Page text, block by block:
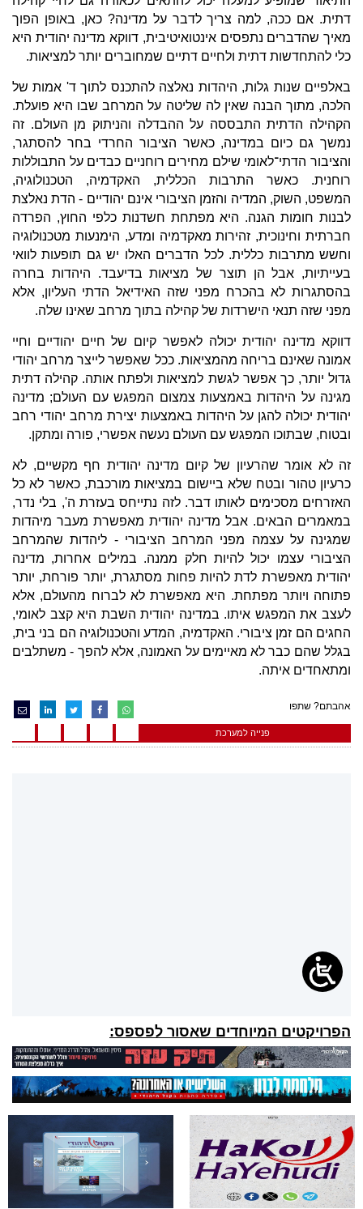
דתית. אם ככה, למה צריך לדבר על מדינה? כאן, באופן הפוך
מאיך שהדברים נתפסים אינטואיטיבית, דווקא מדינה יהודית היא
כלי להתחדשות דתית ולחיים דתיים שמחוברים יותר למציאות.
באלפיים שנות גלות, היהדות נאלצה להתכנס לתוך ד' אמות של
הלכה, מתוך הבנה שאין לה שליטה על המרחב שבו היא פועלת.
הקהילה הדתית התבססה על ההבדלה והניתוק מן העולם. זה
נמשך גם כיום במדינה, כאשר הציבור החרדי בחר להסתגר,
והציבור הדתי־לאומי שילם מחירים רוחניים כבדים על התבוללות
רוחנית. כאשר התרבות הכללית, האקדמיה, הטכנולוגיה,
המשפט, השוק, המדיה והזמן הציבורי אינם יהודיים - הדת נאלצת
לבנות חומות הגנה. היא מפתחת חשדנות כלפי החוץ, הפרדה
חברתית וחינוכית, זהירות מאקדמיה ומדע, הימנעות מטכנולוגיה
וחשש מתרבות כללית. לכל הדברים האלו יש גם תופעות לוואי
בעייתיות, אבל הן תוצר של מציאות בדיעבד. היהדות בחרה
בהסתגרות לא בהכרח מפני שזה האידיאל הדתי העליון, אלא
מפני שזה תנאי הישרדות של קהילה בתוך מרחב שאינו שלה.
דווקא מדינה יהודית יכולה לאפשר קיום של חיים יהודיים וחיי
אמונה שאינם בריחה מהמציאות. ככל שאפשר לייצר מרחב יהודי
גדול יותר, כך אפשר לגשת למציאות ולפתח אותה. קהילה דתית
מגינה על היהדות באמצעות צמצום המפגש עם העולם; מדינה
יהודית יכולה להגן על היהדות באמצעות יצירת מרחב יהודי רחב
ובטוח, שבתוכו המפגש עם העולם נעשה אפשרי, פורה ומתקן.
זה לא אומר שהרעיון של קיום מדינה יהודית חף מקשיים, לא
כרעיון טהור ובטח שלא ביישום במציאות מורכבת, כאשר לא כל
האזרחים מסכימים לאותו דבר. לזה נתייחס בעזרת ה', בלי נדר,
במאמרים הבאים. אבל מדינה יהודית מאפשרת מעבר מיהדות
שמגינה על עצמה מפני המרחב הציבורי - ליהדות שהמרחב
הציבורי עצמו יכול להיות חלק ממנה. במילים אחרות, מדינה
יהודית מאפשרת לדת להיות פחות מסתגרת, יותר פורחת, יותר
פתוחה ויותר מפתחת. היא מאפשרת לא לברוח מהעולם, אלא
לעצב את המפגש איתו. במדינה יהודית השבת היא קצב לאומי,
החגים הם זמן ציבורי. האקדמיה, המדע והטכנולוגיה הם בני בית,
בגלל שהם כבר לא מאיימים על האמונה, אלא להפך - משתלבים
ומתאחדים איתה.
אהבתם? שתפו
פנייה למערכת
הפרויקטים המיוחדים שאסור לפספס: